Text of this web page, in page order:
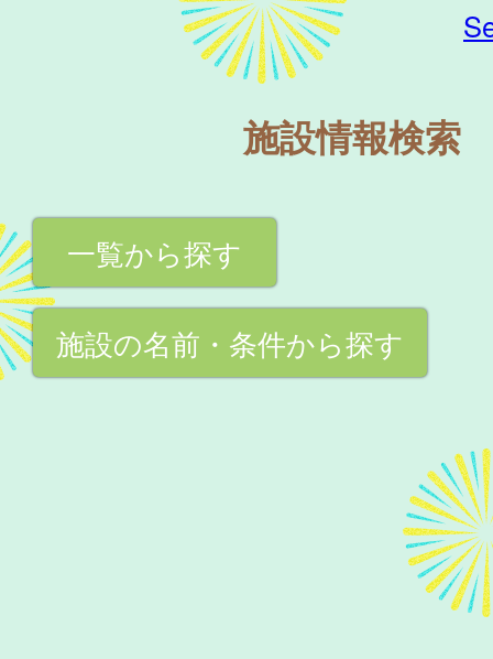
施設情報検索
一覧から探す
施設の名前・条件から探す